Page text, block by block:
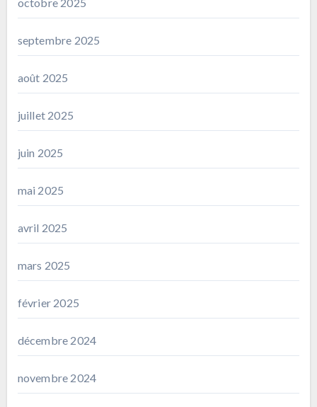
septembre 2025
août 2025
juillet 2025
juin 2025
mai 2025
avril 2025
mars 2025
février 2025
décembre 2024
novembre 2024